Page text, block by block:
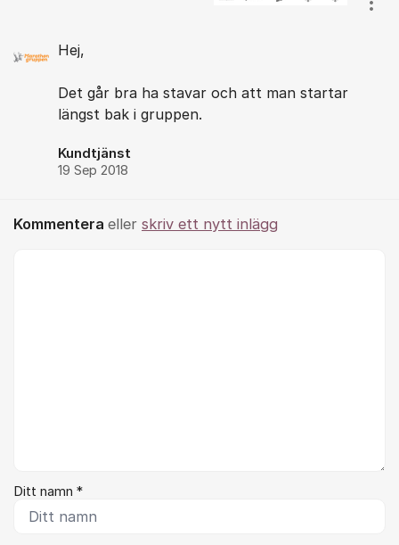
Hej,
Det går bra ha stavar och att man startar
längst bak i gruppen.
Kundtjänst
19 Sep 2018
Kommentera eller skriv ett nytt inlägg
Ditt namn *